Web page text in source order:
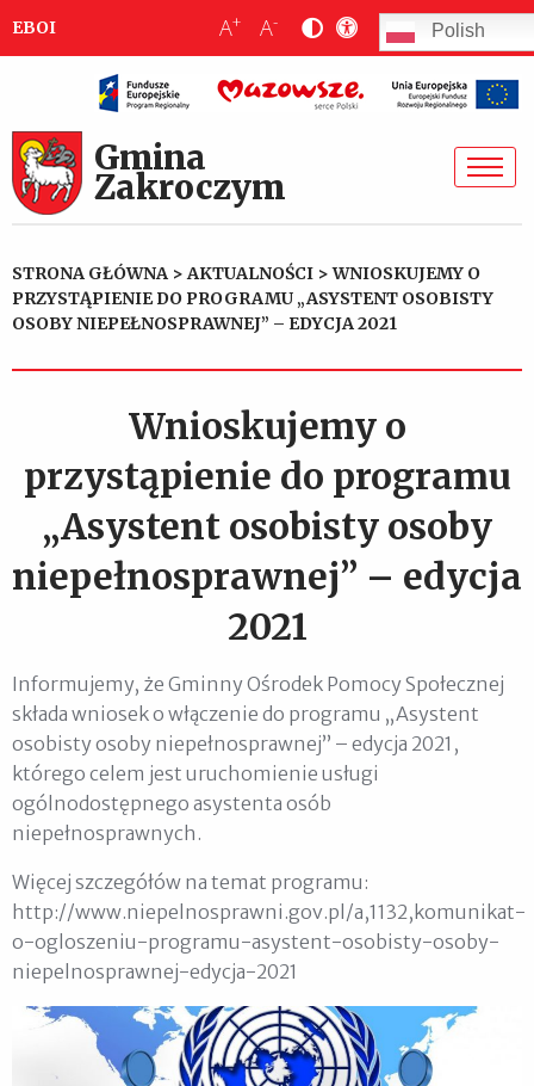
EBOI A+ A- Polish
Gmina
Zakroczym
STRONA GŁÓWNA >AKTUALNOŚCI >WNIOSKUJEMY O
PRZYSTĄPIENIE DO PROGRAMU „ASYSTENT OSOBISTY
OSOBY NIEPEŁNOSPRAWNEJ” – EDYCJA 2021
Wnioskujemy o
przystąpienie do programu
„Asystent osobisty osoby
niepełnosprawnej” – edycja
2021
Informujemy, że Gminny Ośrodek Pomocy Społecznej
składa wniosek o włączenie do programu „Asystent
osobisty osoby niepełnosprawnej” – edycja 2021,
którego celem jest uruchomienie usługi
ogólnodostępnego asystenta osób
niepełnosprawnych.
Więcej szczegółów na temat programu:
http://www.niepelnosprawni.gov.pl/a,1132,komunikat-
o-ogloszeniu-programu-asystent-osobisty-osoby-
niepelnosprawnej-edycja-2021